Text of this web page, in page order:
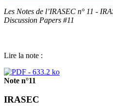
Les Notes de l’IRASEC n° 11 -
Discussion Papers #11
Lire la note :
Note n°11
IRASEC